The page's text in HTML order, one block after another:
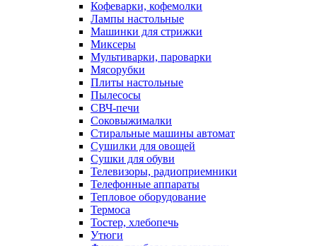
Кофеварки, кофемолки
Лампы настольные
Машинки для стрижки
Миксеры
Мультиварки, пароварки
Мясорубки
Плиты настольные
Пылесосы
СВЧ-печи
Соковыжималки
Стиральные машины автомат
Сушилки для овощей
Сушки для обуви
Телевизоры, радиоприемники
Телефонные аппараты
Тепловое оборудование
Термоса
Тостер, хлебопечь
Утюги